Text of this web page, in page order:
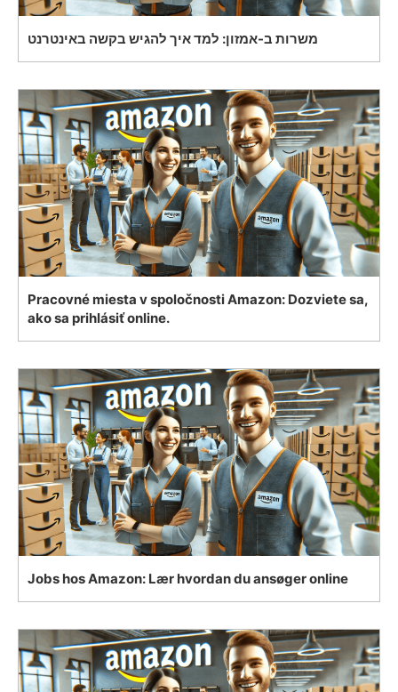
משרות ב-אמזון: למד איך להגיש בקשה באינטרנט
Pracovné miesta v spoločnosti Amazon: Dozviete sa,
ako sa prihlásiť online.
Jobs hos Amazon: Lær hvordan du ansøger online